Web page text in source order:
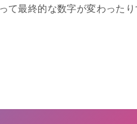
て最終的な数字が変わった